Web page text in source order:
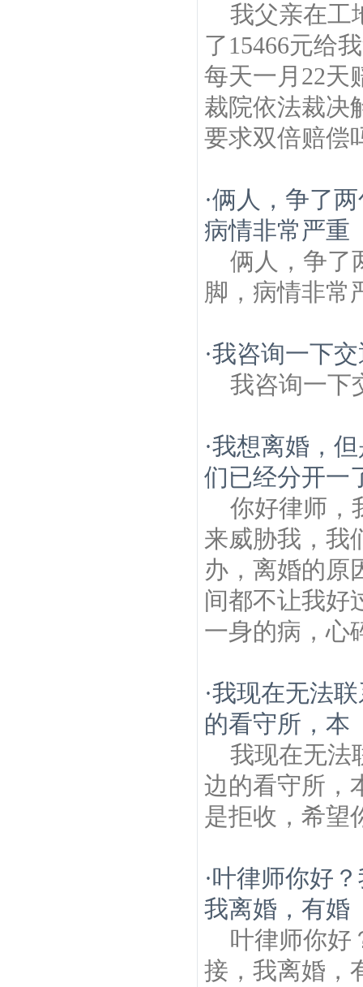
我父亲在工
了15466元给
每天一月22天
裁院依法裁决
要求双倍赔偿
·俩人，争了
病情非常严重
俩人，争了
脚，病情非常
·我咨询一下
我咨询一下
·我想离婚，
们已经分开一
你好律师，
来威胁我，我
办，离婚的原
间都不让我好
一身的病，心
·我现在无法
的看守所，本
我现在无法
边的看守所，
是拒收，希望
·叶律师你好
我离婚，有婚
叶律师你好
接，我离婚，